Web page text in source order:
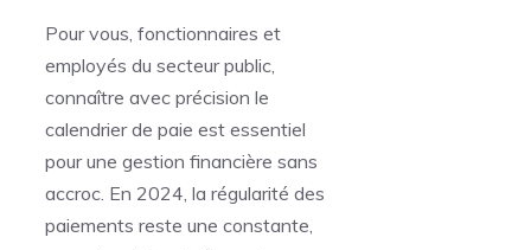
Pour vous, fonctionnaires et
employés du secteur public,
connaître avec précision le
calendrier de paie est essentiel
pour une gestion financière sans
accroc. En 2024, la régularité des
paiements reste une constante,